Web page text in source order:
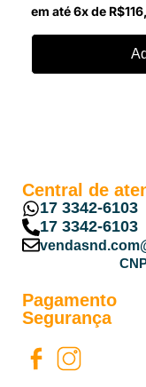
em até 6x de R$
Central de
17 3342-6103
17 3342-6103
Pagamento
Segurança